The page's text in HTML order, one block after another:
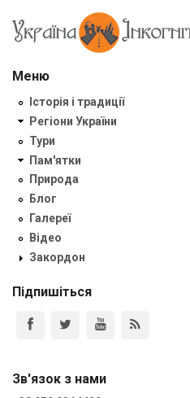
Меню
Історія і традиції
Регіони України
Тури
Пам'ятки
Природа
Блог
Галереї
Відео
Закордон
Підпишіться
Зв'язок з нами